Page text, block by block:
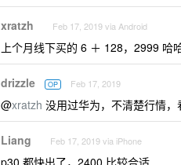
xratzh Feb 17, 2019 via Android
上个月线下买的 6 ＋ 128，2999 哈
drizzle OP Feb 17, 2019
@xratzh 没用过华为，不清楚行情，
Liang Feb 17, 2019 via iPhone
p30 都快出了，2400 比较合适